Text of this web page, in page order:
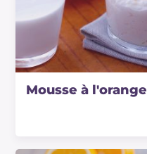
Mousse à l'orange